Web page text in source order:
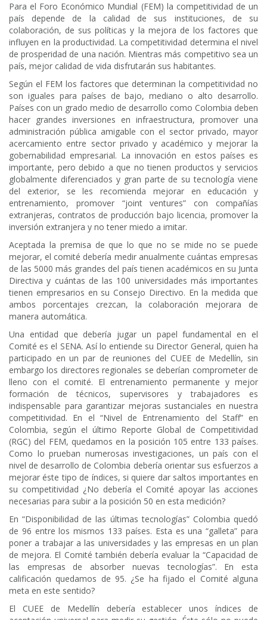
Para el Foro Económico Mundial (FEM) la competitividad de un
país depende de la calidad de sus instituciones, de su
colaboración, de sus políticas y la mejora de los factores que
influyen en la productividad. La competitividad determina el nivel
de prosperidad de una nación. Mientras más competitivo sea un
país, mejor calidad de vida disfrutarán sus habitantes.
Según el FEM los factores que determinan la competitividad no
son iguales para países de bajo, mediano o alto desarrollo.
Países con un grado medio de desarrollo como Colombia deben
hacer grandes inversiones en infraestructura, promover una
administración pública amigable con el sector privado, mayor
acercamiento entre sector privado y académico y mejorar la
gobernabilidad empresarial. La innovación en estos países es
importante, pero debido a que no tienen productos y servicios
globalmente diferenciados y gran parte de su tecnología viene
del exterior, se les recomienda mejorar en educación y
entrenamiento, promover “joint ventures” con compañías
extranjeras, contratos de producción bajo licencia, promover la
inversión extranjera y no tener miedo a imitar.
Aceptada la premisa de que lo que no se mide no se puede
mejorar, el comité debería medir anualmente cuántas empresas
de las 5000 más grandes del país tienen académicos en su Junta
Directiva y cuántas de las 100 universidades más importantes
tienen empresarios en su Consejo Directivo. En la medida que
ambos porcentajes crezcan, la colaboración mejorara de
manera automática.
Una entidad que debería jugar un papel fundamental en el
Comité es el SENA. Así lo entiende su Director General, quien ha
participado en un par de reuniones del CUEE de Medellín, sin
embargo los directores regionales se deberían comprometer de
lleno con el comité. El entrenamiento permanente y mejor
formación de técnicos, supervisores y trabajadores es
indispensable para garantizar mejoras sustanciales en nuestra
competitividad. En el “Nivel de Entrenamiento del Staff” en
Colombia, según el último Reporte Global de Competitividad
(RGC) del FEM, quedamos en la posición 105 entre 133 países.
Como lo prueban numerosas investigaciones, un país con el
nivel de desarrollo de Colombia debería orientar sus esfuerzos a
mejorar éste tipo de índices, si quiere dar saltos importantes en
su competitividad ¿No debería el Comité apoyar las acciones
necesarias para subir a la posición 50 en esta medición?
En “Disponibilidad de las últimas tecnologías” Colombia quedó
de 96 entre los mismos 133 países. Esta es una “galleta” para
poner a trabajar a las universidades y las empresas en un plan
de mejora. El Comité también debería evaluar la “Capacidad de
las empresas de absorber nuevas tecnologías”. En esta
calificación quedamos de 95. ¿Se ha fijado el Comité alguna
meta en este sentido?
El CUEE de Medellín debería establecer unos índices de